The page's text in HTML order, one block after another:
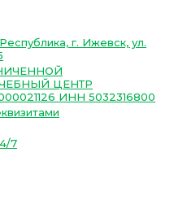
г. Ижевск, ул.
ЦЕНТР
ИНН 5032316800
7